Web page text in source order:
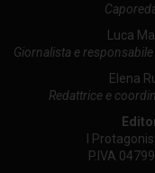
Luca
Giornalista e
Elena
Redattrice e
I
P.IVA